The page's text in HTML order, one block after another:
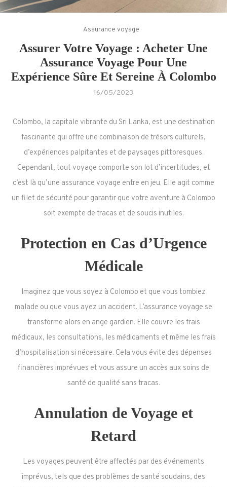
Assurance voyage
Assurer Votre Voyage : Acheter Une
Assurance Voyage Pour Une
Expérience Sûre Et Sereine À Colombo
16/05/2023
Colombo, la capitale vibrante du Sri Lanka, est une destination
fascinante qui offre une combinaison de trésors culturels,
d’expériences palpitantes et de paysages pittoresques.
Cependant, tout voyage comporte son lot d’incertitudes, et
c’est là qu’une assurance voyage entre en jeu. Elle agit comme
un filet de sécurité pour garantir que votre aventure à Colombo
soit exempte de tracas et de soucis inutiles.
Protection en Cas d’Urgence
Médicale
Imaginez que vous soyez à Colombo et que vous tombiez
malade ou que vous ayez un accident. L’assurance voyage se
transforme alors en ange gardien. Elle couvre les frais
médicaux, les consultations, les médicaments et même les frais
d’hospitalisation si nécessaire. Cela vous évite des dépenses
financières imprévues et vous assure un accès aux soins de
santé de qualité sans tracas.
Annulation de Voyage et
Retard
Les voyages peuvent être affectés par des événements
imprévus, tels que des problèmes de santé soudains, des